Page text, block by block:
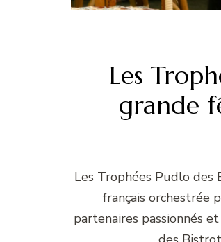
Les
grande
Les Trophées Pudlo
français orchestrée
partenaires passionnés